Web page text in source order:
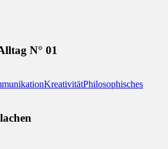
N° 01
KreativitätPhilosophischesIch